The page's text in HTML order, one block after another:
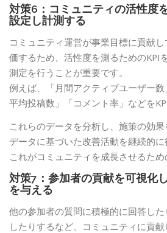
対策6：コミュニティの活性度
設定し計測する
コミュニティ運営が事業目標に貢献
価するため、活性度を測るためのKPI
測定を行うことが重要です。
例えば、「月間アクティブユーザー
平均投稿数」「コメント率」などを
これらのデータを分析し、施策の効果
データに基づいた改善活動を継続的に
これがコミュニティを成長させるため
対策7：参加者の貢献を可視化
を与える
他の参加者の質問に積極的に回答し
したりするなど、コミュニティに貢